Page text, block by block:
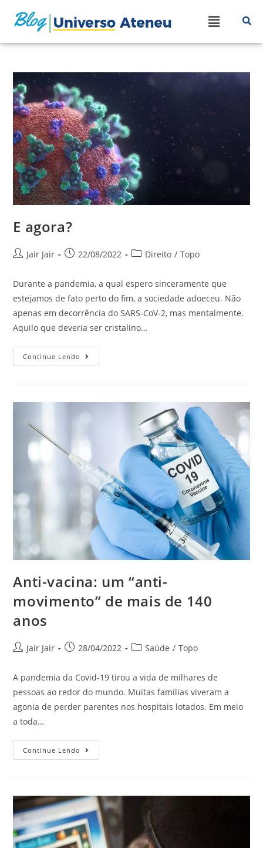
E agora?
Jair Jair 22/08/2022 Direito / Topo
Durante a pandemia, a qual espero sinceramente que
estejamos de fato perto do fim, a sociedade adoeceu. Não
apenas em decorrência do SARS-CoV-2, mas mentalmente.
Aquilo que deveria ser cristalino…
Continue Lendo
Anti-vacina: um “anti-
movimento” de mais de 140
anos
Jair Jair 28/04/2022 Saúde / Topo
A pandemia da Covid-19 tirou a vida de milhares de
pessoas ao redor do mundo. Muitas famílias viveram a
agonia de perder parentes nos hospitais lotados. Em meio
a toda…
Continue Lendo